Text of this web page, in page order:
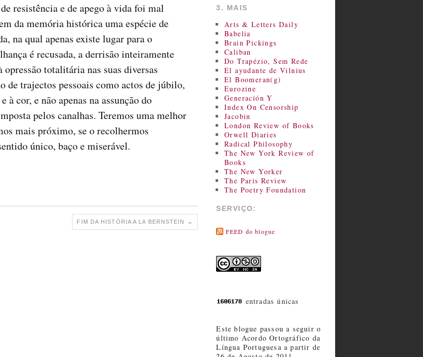
resistência e de apego à vida foi mal
da memória histórica uma espécie de
na qual apenas existe lugar para o
é recusada, a derrisão inteiramente
totalitária nas suas diversas
de trajectos pessoais como actos de júbilo,
cor, e não apenas na assunção do
pelos canalhas. Teremos uma melhor
mais próximo, se o recolhermos
único, baço e miserável.
FIM DA HISTÓRIA A LA BERNSTEIN →
3. MAIS
Arts & Letters Daily
Babelia
Brain Pickings
Caliban
Do Trapézio, Sem Rede
El ayudante de Vilnius
El Boomeran(g)
Eurozine
Generación Y
Index On Censorship
Jacobin
London Review of Books
Orwell Diaries
Radical Philosophy
The New York Review of
Books
The New Yorker
The Paris Review
The Poetry Foundation
SERVIÇO:
FEED do blogue
entradas únicas
Este blogue passou a seguir o
último Acordo Ortográfico da
Língua Portuguesa a partir de